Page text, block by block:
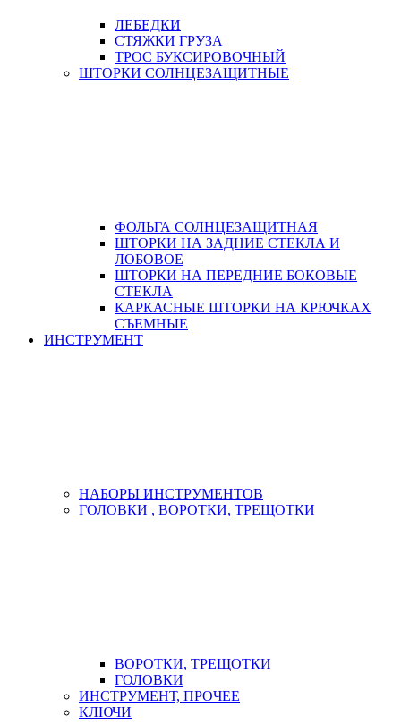
ЛЕБЕДКИ
СТЯЖКИ ГРУЗА
ТРОС БУКСИРОВОЧНЫЙ
ШТОРКИ СОЛНЦЕЗАЩИТНЫЕ
ФОЛЬГА СОЛНЦЕЗАЩИТНАЯ
ШТОРКИ НА ЗАДНИЕ СТЕКЛА И
ЛОБОВОЕ
ШТОРКИ НА ПЕРЕДНИЕ БОКОВЫЕ
СТЕКЛА
КАРКАСНЫЕ ШТОРКИ НА КРЮЧКАХ
СЪЕМНЫЕ
ИНСТРУМЕНТ
НАБОРЫ ИНСТРУМЕНТОВ
ГОЛОВКИ , ВОРОТКИ, ТРЕЩОТКИ
ВОРОТКИ, ТРЕЩОТКИ
ГОЛОВКИ
ИНСТРУМЕНТ, ПРОЧЕЕ
КЛЮЧИ